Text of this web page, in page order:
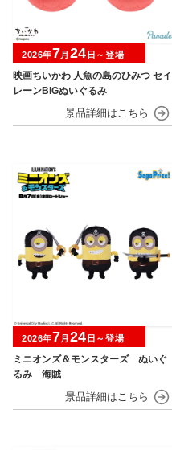
映画ちいかわ 人魚の島のひみつ セイ
レーンBIGぬいぐるみ
2026年7月 24 日～登場
ミニオンズ＆モンスターズ ぬいぐ
るみ 海賊
2026年7月 24 日～登場